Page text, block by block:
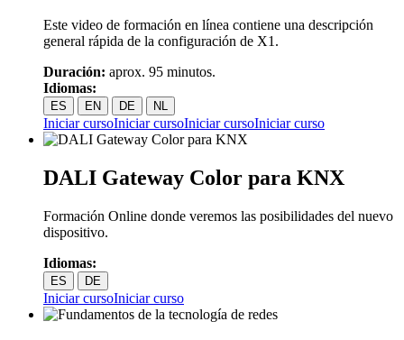
Este video de formación en línea contiene una descripción
general rápida de la configuración de X1.
Duración: aprox. 95 minutos.
Idiomas:
ES EN DE NL
Iniciar cursoIniciar cursoIniciar cursoIniciar curso
DALI Gateway Color para KNX
Formación Online donde veremos las posibilidades del nuevo
dispositivo.
Idiomas:
ES DE
Iniciar cursoIniciar curso